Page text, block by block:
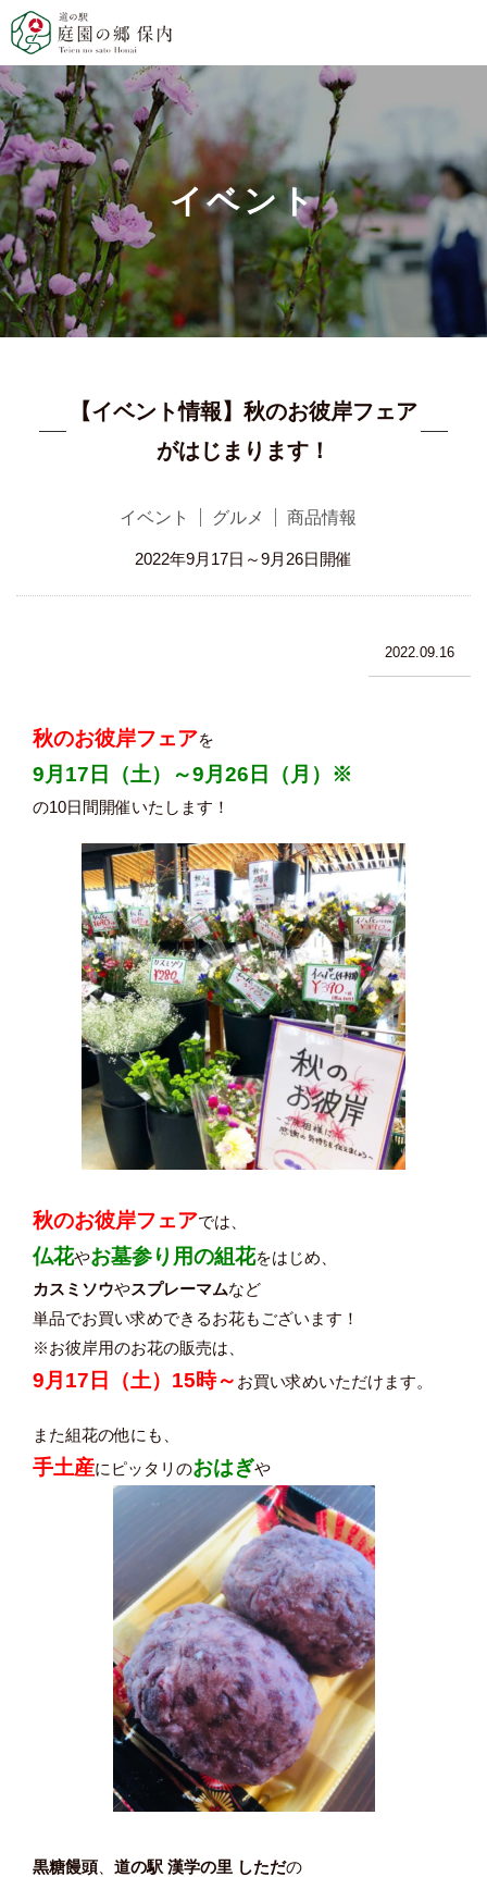
イベント
【イベント情報】秋のお彼岸フェア
がはじまります！
イベント グルメ 商品情報
2022年9月17日～9月26日開催
2022.09.16
秋のお彼岸フェアを
9月17日（土）～9月26日（月）※
の10日間開催いたします！
秋のお彼岸フェアでは、
仏花やお墓参り用の組花をはじめ、
カスミソウやスプレーマムなど
単品でお買い求めできるお花もございます！
※お彼岸用のお花の販売は、
9月17日（土）15時～ お買い求めいただけます。
また組花の他にも、
手土産にピッタリのおはぎや
黒糖饅頭 道の駅 漢学の里 しただの